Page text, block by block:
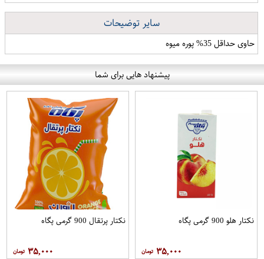
سایر توضیحات
حاوی حداقل 35% پوره میوه
پیشنهاد هایی برای شما
نکتار هلو 900 گرمی پگاه
۳۵,۰۰۰
نکتار پرتقال 900 گرمی پگاه
۳۵,۰۰۰